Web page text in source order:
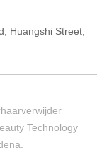
Huangshi Street,
Technology